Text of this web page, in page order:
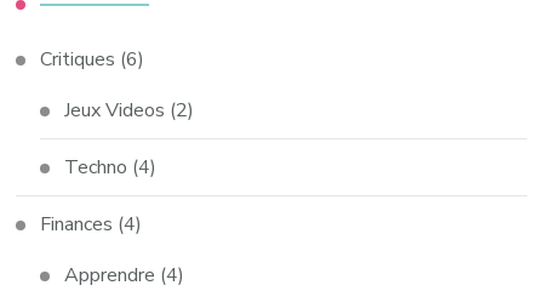
Critiques (6)
Jeux Videos (2)
Techno (4)
Finances (4)
Apprendre (4)